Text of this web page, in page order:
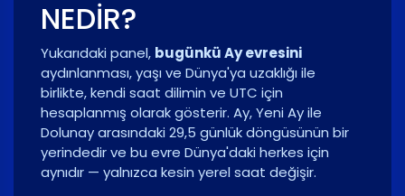
NEDIR?
Yukarıdaki panel, bugünkü Ay evresini
aydınlanması, yaşı ve Dünya'ya uzaklığı ile
birlikte, kendi saat dilimin ve UTC için
hesaplanmış olarak gösterir. Ay, Yeni Ay ile
Dolunay arasındaki 29,5 günlük döngüsünün bir
yerindedir ve bu evre Dünya'daki herkes için
aynıdır — yalnızca kesin yerel saat değişir.